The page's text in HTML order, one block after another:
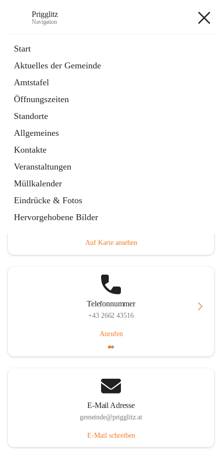
Prigglitz
Navigation
Start
Aktuelles der Gemeinde
Amtstafel
Öffnungszeiten
Standorte
Allgemeines
Kontakte
Veranstaltungen
Müllkalender
Eindrücke & Fotos
Hervorgehobene Bilder
Externe Webseite
in
Tab
Gemeindezeitung
Ordner
öffnet
in
neuem
Tab
Hauptadresse
Auf Karte ansehen
Telefonnummer
+43 2662 43516
Anrufen
E-Mail Adresse
gemeinde@prigglitz.at
E-Mail schreiben